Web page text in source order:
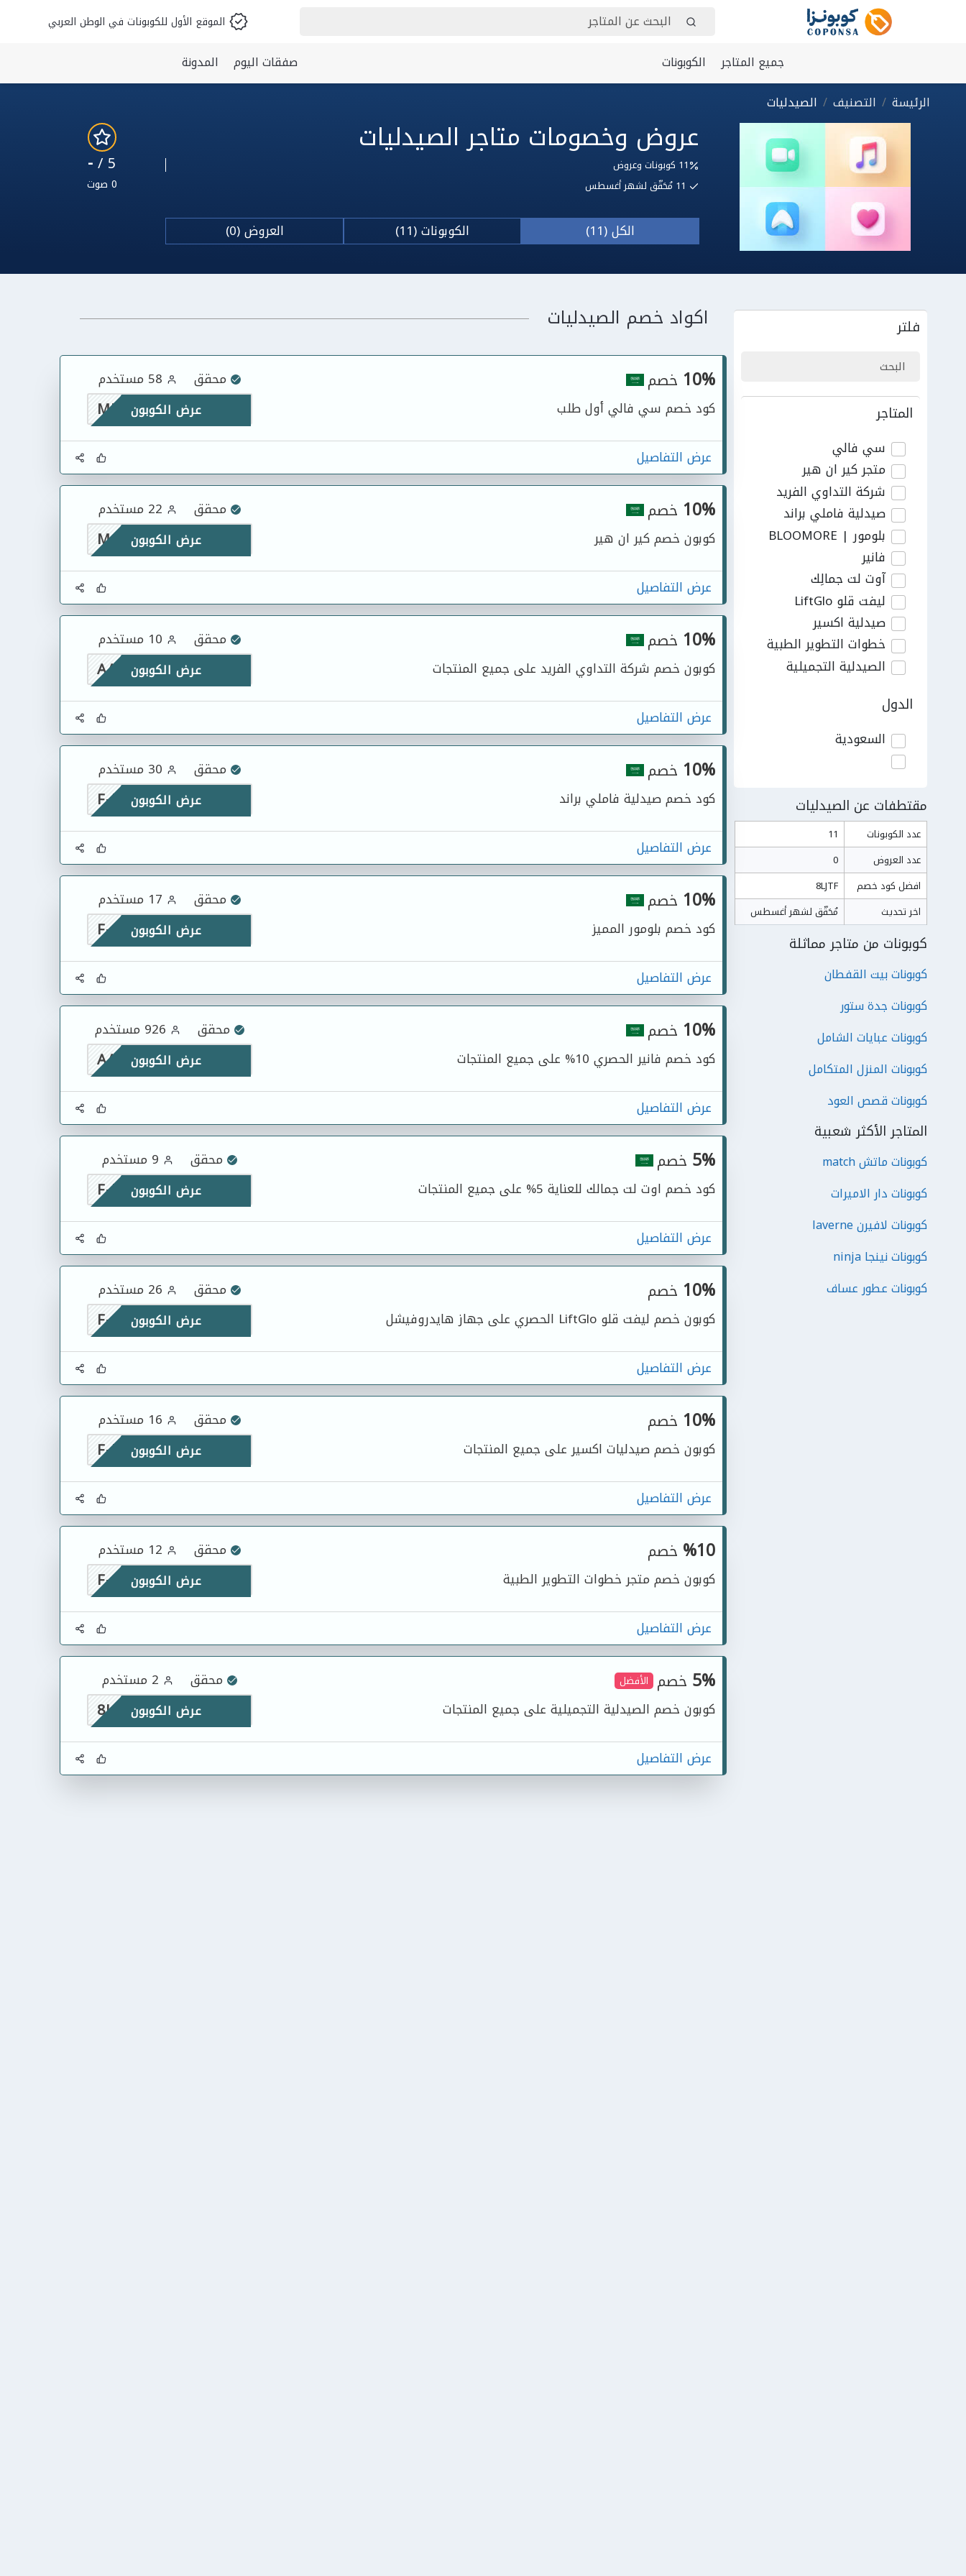
الموقع الأول للكوبونات في الوطن العربي
جميع المتاجر الكوبونات صفقات اليوم
المدونة
الرئيسة
التصنيف الصيدليات
عروض وخصومات متاجر الصيدليات
11 كوبونات وعروض
مُحَقّق لشهر أغسطس
الكل (11) الكوبونات (11) العروض (0)
5 /
-
0 صوت
فلتر
المتاجر
سي فالي
متجر كير ان هير
شركة التداوي الفريد
صيدلية فاملي براند
بلومور | BLOOMORE
فانير
آوت لت جمالِك
ليفت قلو LiftGlo
صيدلية اكسير
خطوات التطوير الطبية
الصيدلية التجميلية
الدول
السعودية
مقتطفات عن الصيدليات
عدد الكوبونات
11
عدد العروض
0
افضل كود خصم
8LJTF
اخر تحديث
مُحَقّق لشهر أغسطس
كوبونات من متاجر مماثلة
كوبونات بيت القفطان
كوبونات جدة ستور
كوبونات عبايات الشامل
كوبونات المنزل المتكامل
كوبونات قصص العود
المتاجر الأكثر شعبية
كوبونات ماتش match
كوبونات دار الاميرات
كوبونات لافيرن laverne
كوبونات نينجا ninja
كوبونات عطور عساف
اكواد خصم الصيدليات
10% خصم محقق
كود خصم سي فالي أول طلب
MU1عرض الكوبون
عرض التفاصيل
10% خصم محقق
كوبون خصم كير ان هير
M10 عرض الكوبون
عرض التفاصيل
10% خصم محقق
كوبون خصم شركة التداوي الفريد على جميع المنتجات
AAMM8عرض الكوبون
عرض التفاصيل
10% خصم محقق
كود خصم صيدلية فاملي براند
F-HXWGQYGU
عرض الكوبون
عرض التفاصيل
10% خصم محقق
كود خصم بلومور المميز
F-SCVK2GXB
عرض الكوبون
عرض التفاصيل
10% خصم محقق
كود خصم فانير الحصري 10% على جميع المنتجات
AAMMعرض الكوبون
عرض التفاصيل
5% خصم محقق
كود خصم اوت لت جمالك للعناية 5% على جميع المنتجات
F-RVPHWعرض الكوبون
عرض التفاصيل
10% خصم محقق
كوبون خصم ليفت قلو LiftGlo الحصري على جهاز هايدروفيشل
F-OZZTMعرض الكوبون
عرض التفاصيل
10% خصم محقق
كوبون خصم صيدليات اكسير على جميع المنتجات
F-J1CQAعرض الكوبون
عرض التفاصيل
%10 خصم محقق
كوبون خصم متجر خطوات التطوير الطبية
F-8ULA7عرض الكوبون
عرض التفاصيل
5% خصم الأفضل محقق
كوبون خصم الصيدلية التجميلية على جميع المنتجات
8LJTFعرض الكوبون
عرض التفاصيل